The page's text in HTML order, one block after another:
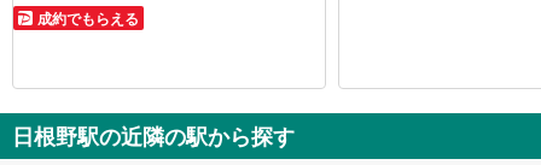
成約でもらえる
日根野駅の近隣の駅から探す